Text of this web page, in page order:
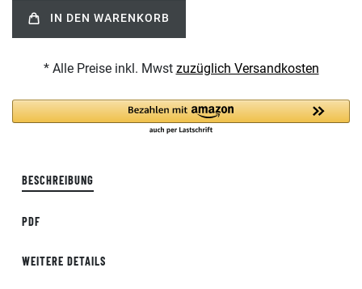
IN DEN WARENKORB
* Alle Preise inkl. Mwst zuzüglich Versandkosten
BESCHREIBUNG
PDF
WEITERE DETAILS